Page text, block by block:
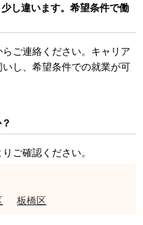
し違います。希望条件で働
らご連絡ください。キャリア
し、希望条件での就業が可
ご確認ください。
板橋区